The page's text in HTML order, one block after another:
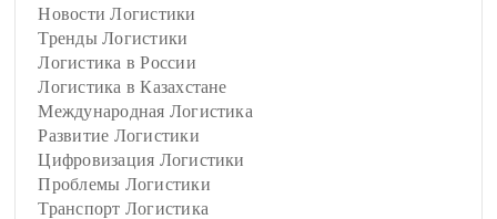
Новости Логистики
Тренды Логистики
Логистика в России
Логистика в Казахстане
Международная Логистика
Развитие Логистики
Цифровизация Логистики
Проблемы Логистики
Транспорт Логистика